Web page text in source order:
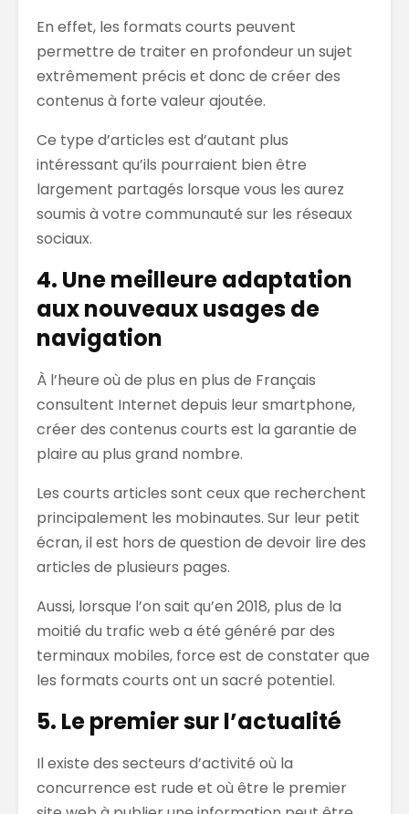
En effet, les formats courts peuvent
permettre de traiter en profondeur un sujet
extrêmement précis et donc de créer des
contenus à forte valeur ajoutée.
Ce type d’articles est d’autant plus
intéressant qu’ils pourraient bien être
largement partagés lorsque vous les aurez
soumis à votre communauté sur les réseaux
sociaux.
4. Une meilleure adaptation
aux nouveaux usages de
navigation
À l’heure où de plus en plus de Français
consultent Internet depuis leur smartphone,
créer des contenus courts est la garantie de
plaire au plus grand nombre.
Les courts articles sont ceux que recherchent
principalement les mobinautes. Sur leur petit
écran, il est hors de question de devoir lire des
articles de plusieurs pages.
Aussi, lorsque l’on sait qu’en 2018, plus de la
moitié du trafic web a été généré par des
terminaux mobiles, force est de constater que
les formats courts ont un sacré potentiel.
5. Le premier sur l’actualité
Il existe des secteurs d’activité où la
concurrence est rude et où être le premier